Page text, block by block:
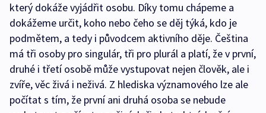
který dokáže vyjádřit osobu. Díky tomu chápeme a
dokážeme určit, koho nebo čeho se děj týká, kdo je
podmětem, a tedy i původcem aktivního děje. Čeština
má tři osoby pro singulár, tři pro plurál a platí, že v první,
druhé i třetí osobě může vystupovat nejen člověk, ale i
zvíře, věc živá i neživá. Z hlediska významového lze ale
počítat s tím, že první ani druhá osoba se nebude